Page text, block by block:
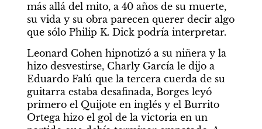
más allá del mito, a 40 años de su muerte,
su vida y su obra parecen querer decir algo
Leonard Cohen hipnotizó a su niñera y la
hizo desvestirse, Charly García le dijo a
Eduardo Falú que la tercera cuerda de su
guitarra estaba desafinada, Borges leyó
primero el Quijote en inglés y el Burrito
Ortega hizo el gol de la victoria en un